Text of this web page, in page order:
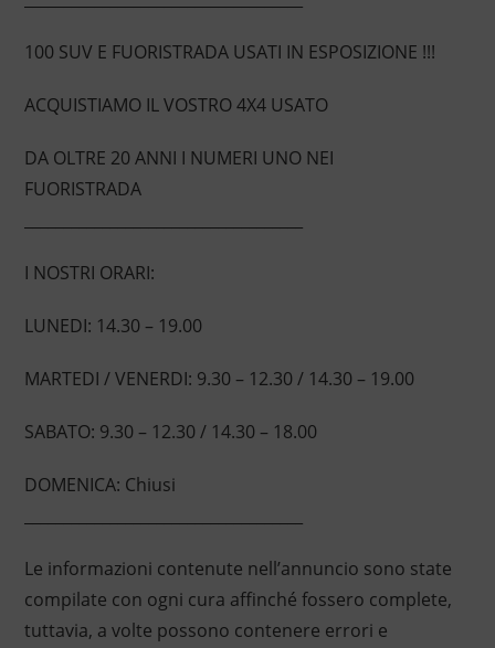
100 SUV E FUORISTRADA USATI IN ESPOSIZIONE !!!
ACQUISTIAMO IL VOSTRO 4X4 USATO
DA OLTRE 20 ANNI I NUMERI UNO NEI
FUORISTRADA
I NOSTRI ORARI:
LUNEDI: 14.30 – 19.00
MARTEDI / VENERDI: 9.30 – 12.30 / 14.30 – 19.00
SABATO: 9.30 – 12.30 / 14.30 – 18.00
DOMENICA: Chiusi
Le informazioni contenute nell’annuncio sono state
compilate con ogni cura affinché fossero complete,
tuttavia, a volte possono contenere errori e